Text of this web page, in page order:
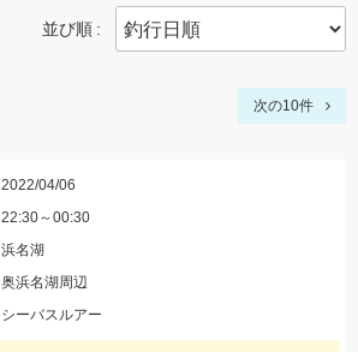
並び順
次の10件
2022/04/06
22:30～00:30
浜名湖
奥浜名湖周辺
シーバスルアー